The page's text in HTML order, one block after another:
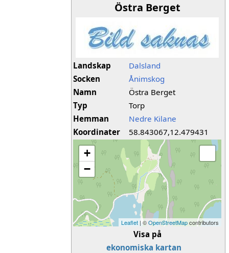
Östra Berget
Landskap
Dalsland
Socken
Ånimskog
Namn
Östra Berget
Typ
Torp
Hemman
Nedre Kilane
Koordinater
58.843067,12.479431
+
−
Leaflet | ©OpenStreetMapcontributors
Visa på
ekonomiska kartan